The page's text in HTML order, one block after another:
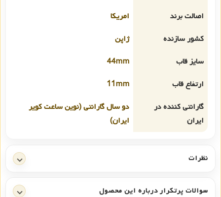
اصالت برند
امریکا
کشور سازنده
ژاپن
سایز قاب
44mm
ارتفاع قاب
11mm
گارانتی کننده در
ایران
دو سال گارانتی (نوین ساعت کویر
ایران)
نظرات
سوالات پرتکرار درباره این محصول